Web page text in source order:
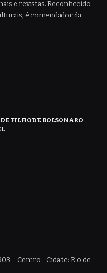
e revistas. Reconhecido
é comendador da
FILHO DE BOLSONARO
– Centro –Cidade: Rio de